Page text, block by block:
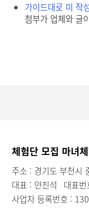
가이드대로 미 작
첨부가 업체와 글
체험단 모집 마녀
주소 : 경기도 부천시
대표 : 안진석 대표
사업자 등록번호 :